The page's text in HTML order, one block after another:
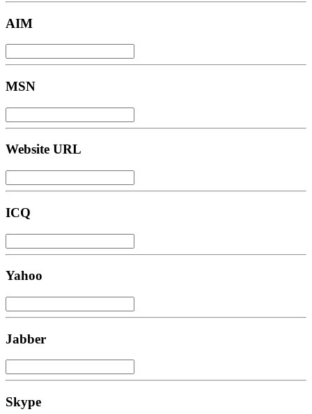
AIM
MSN
Website URL
ICQ
Yahoo
Jabber
Skype